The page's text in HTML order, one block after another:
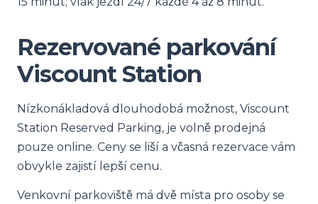
Rezervované parkování
Viscount Station
Nízkonákladová dlouhodobá možnost, Viscount
Station Reserved Parking, je volně prodejná
pouze online. Ceny se liší a včasná rezervace vám
obvykle zajistí lepší cenu.
Venkovní parkoviště má dvě místa pro osoby se